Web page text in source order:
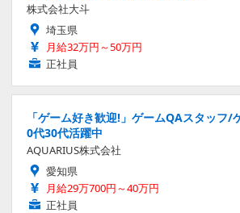
株式会社大斗
埼玉県
月給32万円～50万円
正社員
「ゲーム好き歓迎!」ゲームQAスタッフ
0代30代活躍中
AQUARIUS株式会社
愛知県
月給29万700円～40万円
正社員